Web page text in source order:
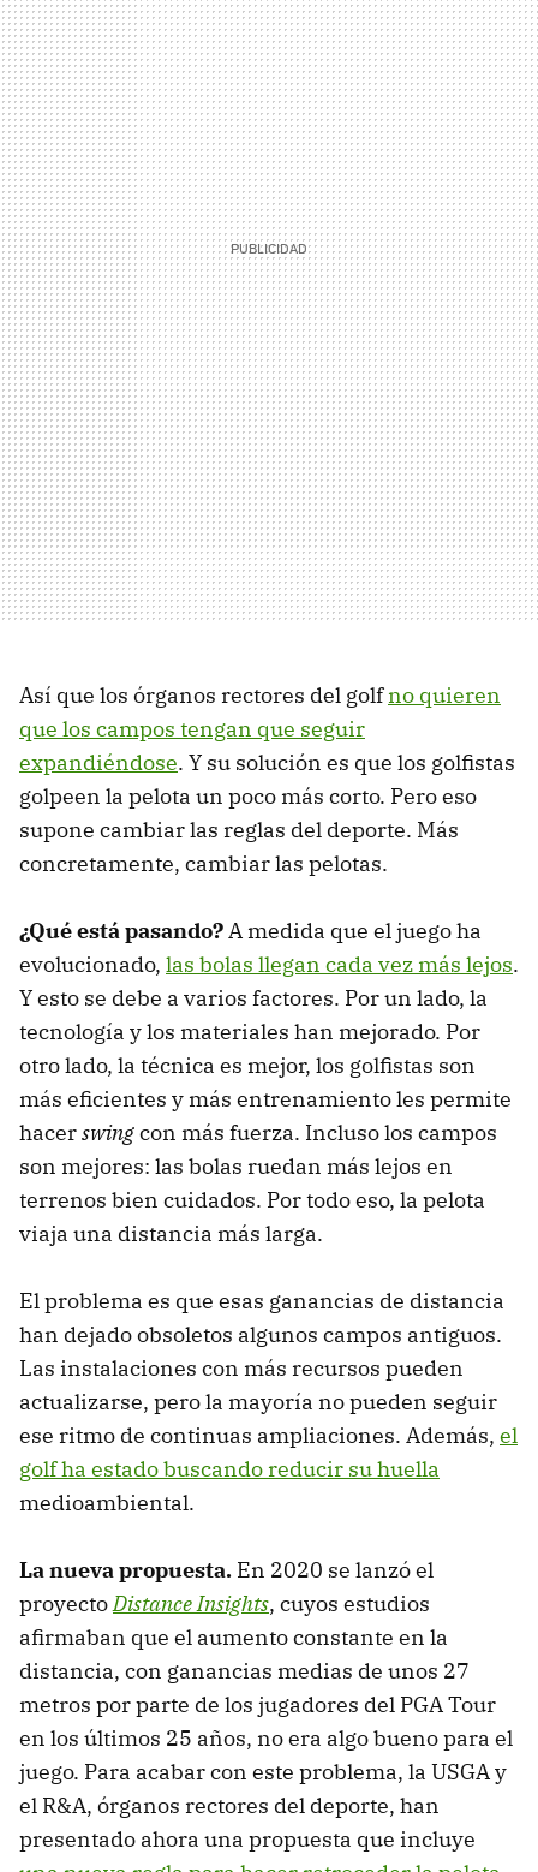
Así que los órganos rectores del golfno quieren
que los campos tengan que seguir
expandiéndose. Y su solución es que los golfistas
golpeen la pelota un poco más corto. Pero eso
supone cambiar las reglas del deporte. Más
concretamente, cambiar las pelotas.
¿Qué está pasando?A medida que el juego ha
evolucionado, las bolas llegan cada vez más lejos.
Y esto se debe a varios factores. Por un lado, la
tecnología y los materiales han mejorado. Por
otro lado, la técnica es mejor, los golfistas son
más eficientes y más entrenamiento les permite
hacerswingcon más fuerza. Incluso los campos
son mejores: las bolas ruedan más lejos en
terrenos bien cuidados. Por todo eso, la pelota
viaja una distancia más larga.
El problema es que esas ganancias de distancia
han dejado obsoletos algunos campos antiguos.
Las instalaciones con más recursos pueden
actualizarse, pero la mayoría no pueden seguir
ese ritmo de continuas ampliaciones. Además, el
golf ha estado buscando reducir su huella
medioambiental.
La nueva propuesta. En 2020 se lanzó el
proyectoDistance Insights, cuyos estudios
afirmaban que el aumento constante en la
distancia, con ganancias medias de unos 27
metros por parte de los jugadores del PGA Tour
en los últimos 25 años, no era algo bueno para el
juego. Para acabar con este problema, la USGA y
el R&A, órganos rectores del deporte, han
presentado ahora una propuesta que incluye